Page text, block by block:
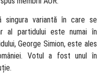
variantă în care se
al partidului este numai în
George Simion, este ales
Votul a fost unul în